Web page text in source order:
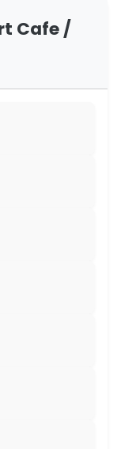
Cafe /